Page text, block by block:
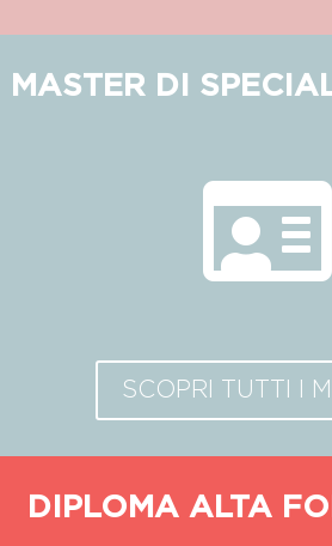
MASTER DI

SCOPRI TUTTI I
DIPLOMA ALTA